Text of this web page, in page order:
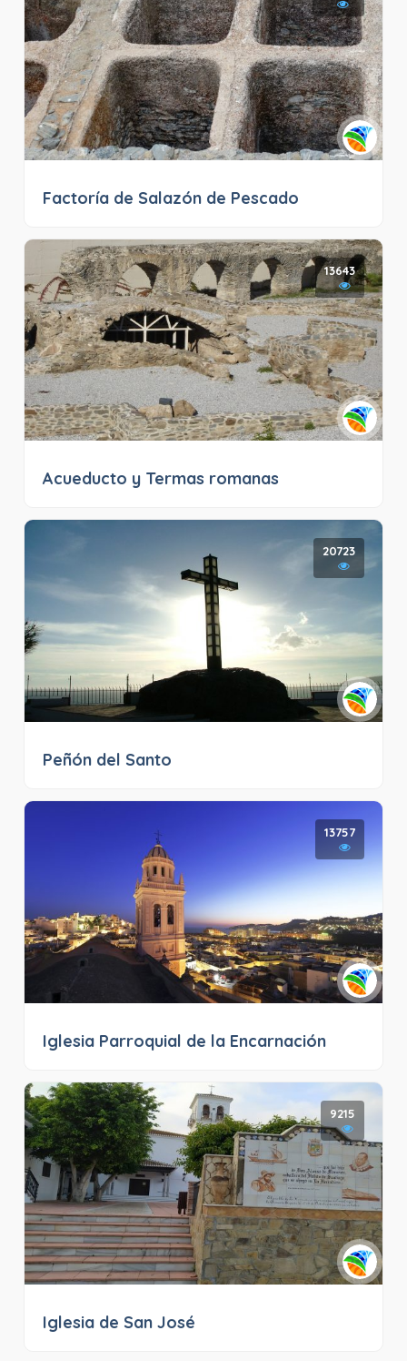
Factoría de Salazón de Pescado
13643
Acueducto y Termas romanas
20723
Peñón del Santo
13757
Iglesia Parroquial de la Encarnación
9215
Iglesia de San José